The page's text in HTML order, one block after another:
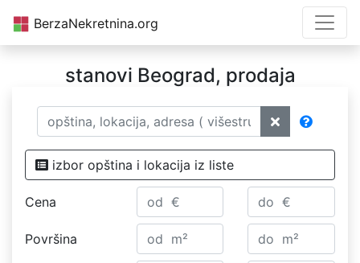
BerzaNekretnina.org
stanovi Beograd, prodaja
izbor opština i lokacija iz liste
Cena
Površina